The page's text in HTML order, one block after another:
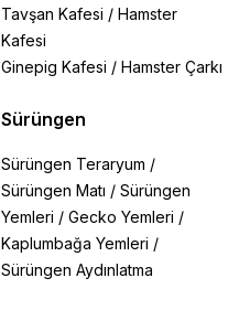
Tavşan Kafesi / Hamster
Kafesi
Ginepig Kafesi / Hamster Çarkı
Sürüngen
Sürüngen Teraryum /
Sürüngen Matı / Sürüngen
Yemleri / Gecko Yemleri /
Kaplumbağa Yemleri /
Sürüngen Aydınlatma